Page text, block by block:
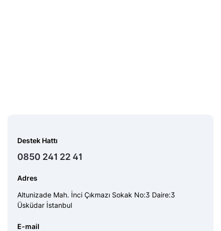
Destek Hattı
0850 241 22 41
Adres
Altunizade Mah. İnci Çıkmazı Sokak No:3 Daire:3
Üsküdar İstanbul
E-mail